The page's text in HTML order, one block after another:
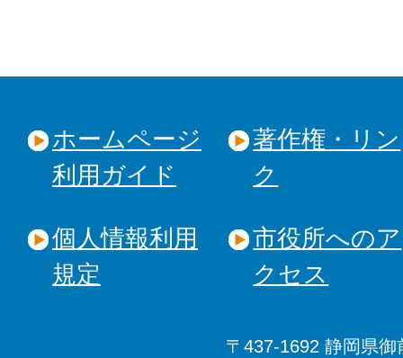
ホームページ
利用ガイド
著作権・リン
ク
個人情報利用
規定
市役所へのア
クセス
〒437-1692 静岡県